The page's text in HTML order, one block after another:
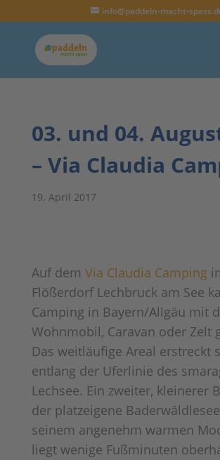
info@paddeln-macht-
03. und 04.
– Via Claudia
19. April 2017
Auf dem Via Claudia Camping
Flößerdorf Lechbruck am See
Camping in Bayern/Allgäu mit
Wohnmobil, Caravan oder Zelt
Das weitläufige Areal erstreckt
entlang der Uferlinie des
Lechsee. Ein zweiter, kleinerer
der platzeigene
seinem angenehm warmen
liegt wenige Fußminuten